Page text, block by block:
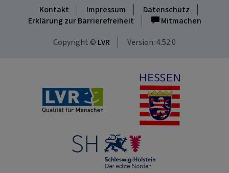
Kontakt Impressum
Datenschutz
Erklärung zur Barrierefreiheit
Mitmachen
Copyright © LVR Version: 4.52.0